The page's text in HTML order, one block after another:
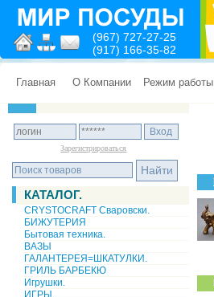
(967) 727-27-25
(917) 166-35-82
Главная О Компании Режим работы
Зарегистрироваться
КАТАЛОГ.
CRYSTOCRAFT Сваровски.
БИЖУТЕРИЯ
Бытовая техника.
ВАЗЫ
ГАЛАНТЕРЕЯ=ШКАТУЛКИ.
ГРИЛЬ БАРБЕКЮ
Игрушки.
ИГРЫ.